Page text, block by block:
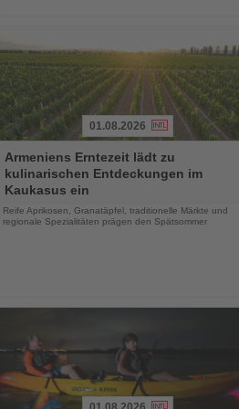
Sie
die
Nachrichten
01.08.2026
Armeniens Erntezeit lädt zu
kulinarischen Entdeckungen im
Kaukasus ein
Reife Aprikosen, Granatäpfel, traditionelle Märkte und
regionale Spezialitäten prägen den Spätsommer